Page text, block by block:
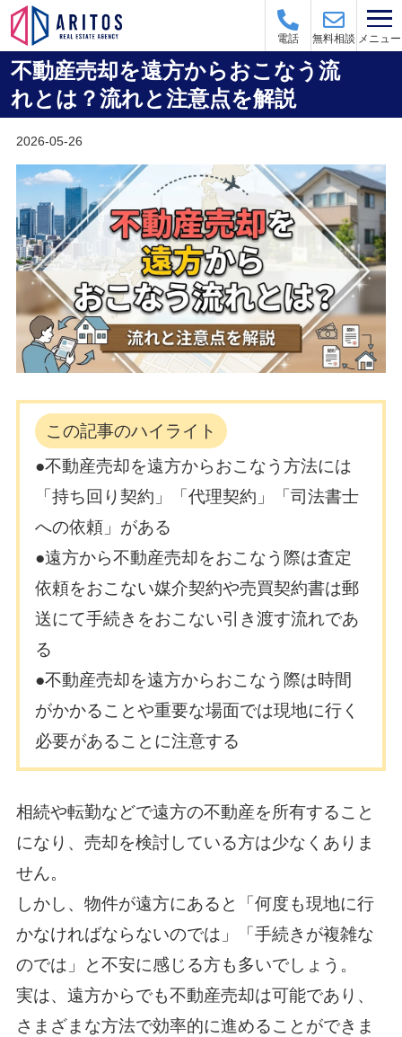
電話 無料相談 メニュー
不動産売却を遠方からおこなう流
れとは？流れと注意点を解説
2026-05-26
この記事のハイライト
●不動産売却を遠方からおこなう方法には
「持ち回り契約」「代理契約」「司法書士
への依頼」がある
●遠方から不動産売却をおこなう際は査定
依頼をおこない媒介契約や売買契約書は郵
送にて手続きをおこない引き渡す流れであ
る
●不動産売却を遠方からおこなう際は時間
がかかることや重要な場面では現地に行く
必要があることに注意する
相続や転勤などで遠方の不動産を所有すること
になり、売却を検討している方は少なくありま
せん。
しかし、物件が遠方にあると「何度も現地に行
かなければならないのでは」「手続きが複雑な
のでは」と不安に感じる方も多いでしょう。
実は、遠方からでも不動産売却は可能であり、
さまざまな方法で効率的に進めることができま